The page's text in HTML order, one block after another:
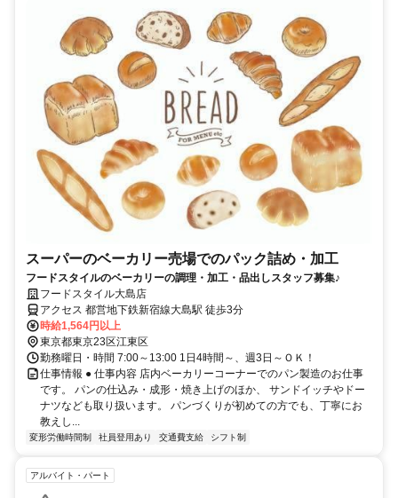
スーパーのベーカリー売場でのパック詰め・加工
フードスタイルのベーカリーの調理・加工・品出しスタッフ募集♪
フードスタイル大島店
アクセス 都営地下鉄新宿線大島駅 徒歩3分
時給1,564円以上
東京都東京23区江東区
勤務曜日・時間 7:00～13:00 1日4時間～、週3日～ＯＫ！
仕事情報 ● 仕事内容 店内ベーカリーコーナーでのパン製造のお仕事
です。 パンの仕込み・成形・焼き上げのほか、 サンドイッチやドー
ナツなども取り扱います。 パンづくりが初めての方でも、丁寧にお
教えし...
変形労働時間制 社員登用あり 交通費支給 シフト制
アルバイト・パート